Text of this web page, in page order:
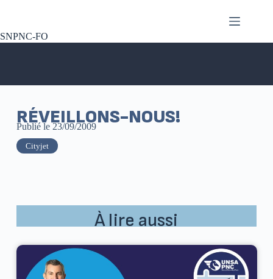
SNPNC-FO
RÉVEILLONS-NOUS!
Publié le 23/09/2009
Cityjet
À lire aussi